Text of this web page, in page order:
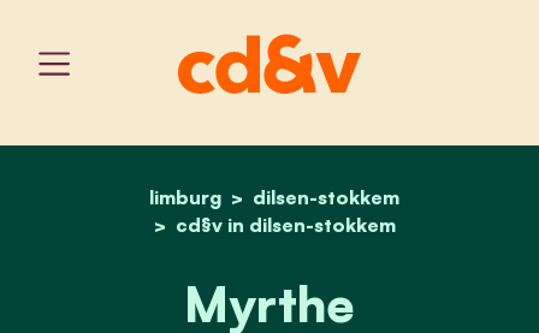
home
limburg
dilsen-stokkem
cd§v in dilsen-stokkem
myrthe hoffmeister
Myrthe